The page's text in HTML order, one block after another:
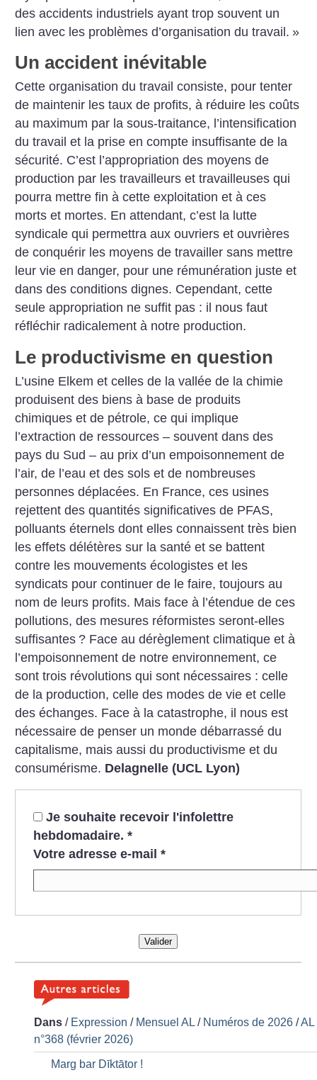
des accidents industriels ayant trop souvent un
lien avec les problèmes d’organisation du travail. »
Un accident inévitable
Cette organisation du travail consiste, pour tenter
de maintenir les taux de profits, à réduire les coûts
au maximum par la sous-traitance, l’intensification
du travail et la prise en compte insuffisante de la
sécurité. C’est l’appropriation des moyens de
production par les travailleurs et travailleuses qui
pourra mettre fin à ­cette exploitation et à ces
morts et mortes. En attendant, c’est la lutte
syndicale qui permettra aux ouvriers et ouvrières
de conquérir les moyens de travailler sans mettre
leur vie en danger, pour une rémunération juste et
dans des conditions dignes. Cependant, cette
seule appropriation ne suffit pas : il nous faut
réfléchir radicalement à notre production.
Le productivisme en question
L’usine Elkem et celles de la vallée de la chimie
produisent des biens à base de produits
chimiques et de pétrole, ce qui implique
l’extraction de ressources – souvent dans des
pays du Sud – au prix d’un empoisonnement de
l’air, de l’eau et des sols et de nombreuses
personnes déplacées. En France, ces usines
rejettent des quantités significatives de PFAS,
polluants éternels dont elles connaissent très bien
les effets délétères sur la santé et se battent
contre les mouvements écologistes et les
syndicats pour continuer de le faire, toujours au
nom de leurs profits. Mais face à l’étendue de ces
pollutions, des mesures réformistes seront-elles
suffisantes ? Face au dérèglement climatique et à
l’empoisonnement de notre environnement, ce
sont trois révolutions qui sont nécessaires : celle
de la production, celle des modes de vie et celle
des échanges. Face à la catastrophe, il nous est
nécessaire de penser un monde débarrassé du
capitalisme, mais aussi du productivisme et du
consumérisme. Delagnelle (UCL Lyon)
Je souhaite recevoir l'infolettre
hebdomadaire. *
Votre adresse e-mail *
Valider
Dans / Expression / Mensuel AL / Numéros de 2026 /AL
n°368 (février 2026)
Marg bar Dīktātor !